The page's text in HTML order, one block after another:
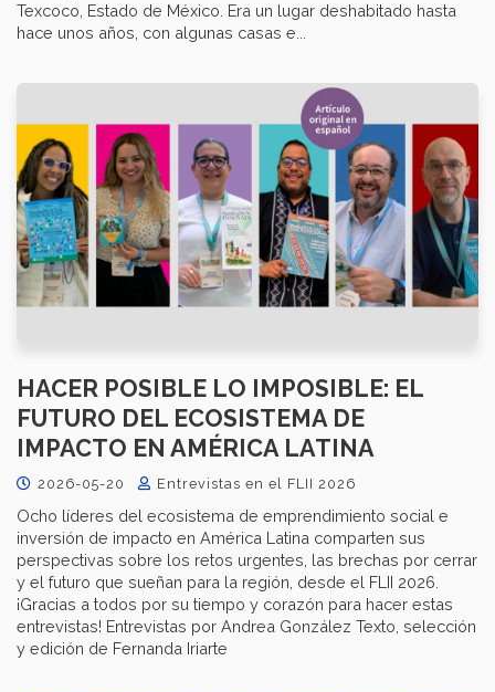
Texcoco, Estado de México. Era un lugar deshabitado hasta
hace unos años, con algunas casas e...
HACER POSIBLE LO IMPOSIBLE: EL
FUTURO DEL ECOSISTEMA DE
IMPACTO EN AMÉRICA LATINA
2026-05-20 Entrevistas en el FLII 2026
Ocho líderes del ecosistema de emprendimiento social e
inversión de impacto en América Latina comparten sus
perspectivas sobre los retos urgentes, las brechas por cerrar
y el futuro que sueñan para la región, desde el FLII 2026.
¡Gracias a todos por su tiempo y corazón para hacer estas
entrevistas! Entrevistas por Andrea González Texto, selección
y edición de Fernanda Iriarte